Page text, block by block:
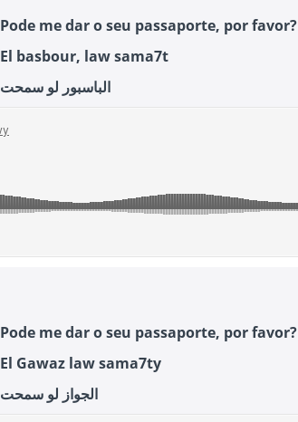
Pode me dar o seu passaporte, por favor?
El basbour, law sama7t
الباسبور لو سمحت
Pode me dar o seu passaporte, por favor?
El Gawaz law sama7ty
الجواز لو سمحت